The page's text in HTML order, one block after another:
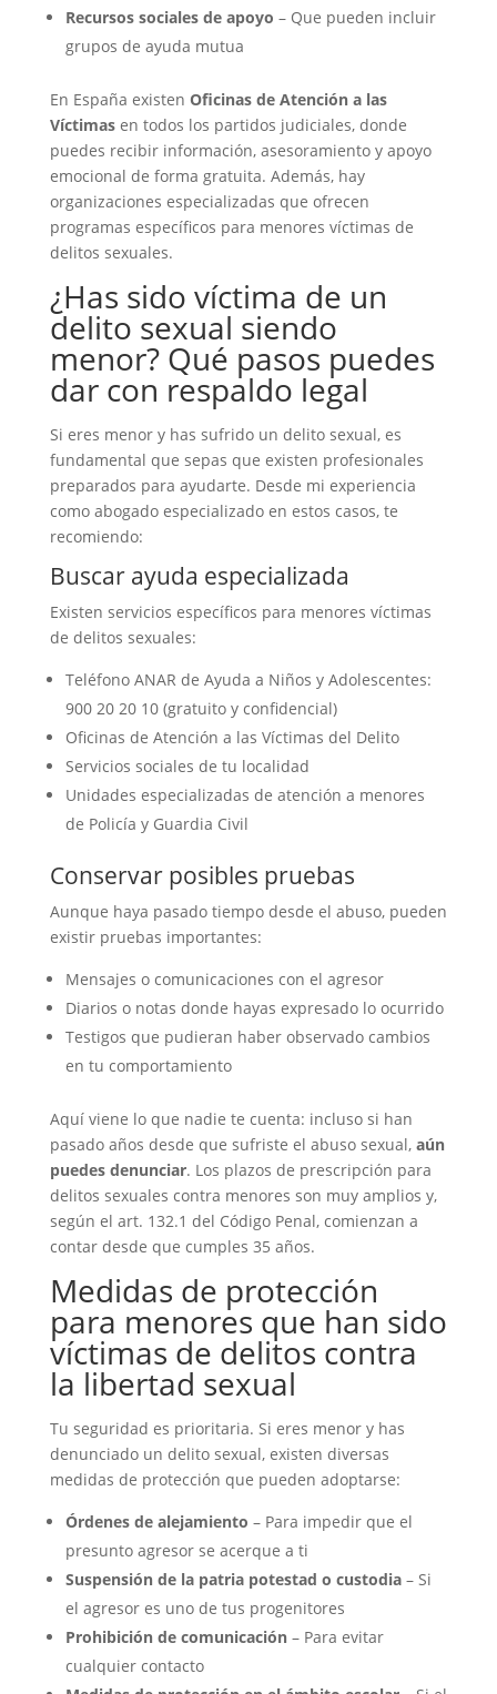
Recursos sociales de apoyo – Que pueden incluir
grupos de ayuda mutua
En España existen Oficinas de Atención a las
Víctimasen todos los partidos judiciales, donde
puedes recibir información, asesoramiento y apoyo
emocional de forma gratuita. Además, hay
organizaciones especializadas que ofrecen
programas específicos para menores víctimas de
delitos sexuales.
¿Has sido víctima de un
delito sexual siendo
menor? Qué pasos puedes
dar con respaldo legal
Si eres menor y has sufrido un delito sexual, es
fundamental que sepas que existen profesionales
preparados para ayudarte. Desde mi experiencia
como abogado especializado en estos casos, te
recomiendo:
Buscar ayuda especializada
Existen servicios específicos para menores víctimas
de delitos sexuales:
Teléfono ANAR de Ayuda a Niños y Adolescentes:
900 20 20 10 (gratuito y confidencial)
Oficinas de Atención a las Víctimas del Delito
Servicios sociales de tu localidad
Unidades especializadas de atención a menores
de Policía y Guardia Civil
Conservar posibles pruebas
Aunque haya pasado tiempo desde el abuso, pueden
existir pruebas importantes:
Mensajes o comunicaciones con el agresor
Diarios o notas donde hayas expresado lo ocurrido
Testigos que pudieran haber observado cambios
en tu comportamiento
Aquí viene lo que nadie te cuenta: incluso si han
pasado años desde que sufriste el abuso sexual, aún
puedes denunciar. Los plazos de prescripción para
delitos sexuales contra menores son muy amplios y,
según el art. 132.1 del Código Penal, comienzan a
contar desde que cumples 35 años.
Medidas de protección
para menores que han sido
víctimas de delitos contra
la libertad sexual
Tu seguridad es prioritaria. Si eres menor y has
denunciado un delito sexual, existen diversas
medidas de protección que pueden adoptarse:
Órdenes de alejamiento – Para impedir que el
presunto agresor se acerque a ti
Suspensión de la patria potestad o custodia– Si
el agresor es uno de tus progenitores
Prohibición de comunicación– Para evitar
cualquier contacto